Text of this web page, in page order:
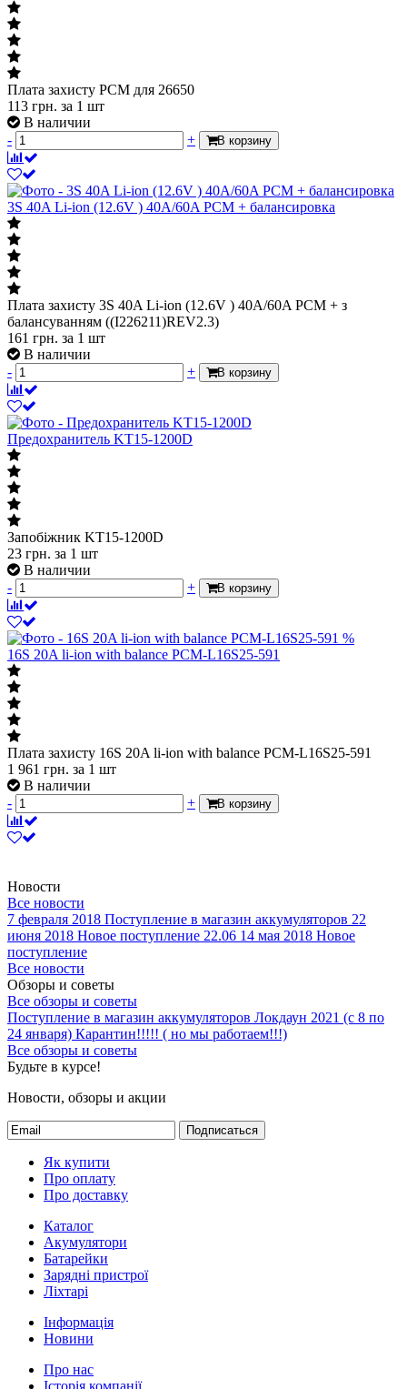
Плата захисту PCM для 26650
113 грн. за 1 шт
В наличии
-
+ В корзину
3S 40A Li-ion (12.6V ) 40A/60A PCM + балансировка
Плата захисту 3S 40A Li-ion (12.6V ) 40A/60A PCM + з
балансуванням ((I226211)REV2.3)
161 грн. за 1 шт
В наличии
-
+ В корзину
Предохранитель KT15-1200D
Запобіжник KT15-1200D
23 грн. за 1 шт
В наличии
-
+ В корзину
%
16S 20A li-ion with balance PCM-L16S25-591
Плата захисту 16S 20A li-ion with balance PCM-L16S25-591
1 961 грн. за 1 шт
В наличии
-
+ В корзину
Новости
Все новости
7 февраля 2018 Поступление в магазин аккумуляторов 22
июня 2018 Новое поступление 22.06 14 мая 2018 Новое
поступление
Все новости
Обзоры и советы
Все обзоры и советы
Поступление в магазин аккумуляторов Локдаун 2021 (с 8 по
24 января) Карантин!!!!! ( но мы работаем!!!)
Все обзоры и советы
Будьте в курсе!
Новости, обзоры и акции
Подписаться
Як купити
Про оплату
Про доставку
Каталог
Акумулятори
Батарейки
Зарядні пристрої
Ліхтарі
Інформація
Новини
Про нас
Історія компанії